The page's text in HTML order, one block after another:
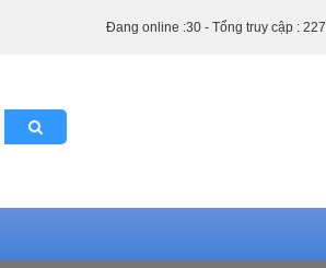
Đang online :30 - Tổng truy cập :